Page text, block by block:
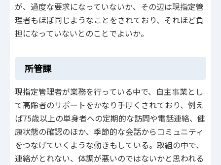
が、過度な要求になっていないか、その辺は現指定管
理者もほぼ同じようなことをされており、それほど負
担になっていないとのことでよいか。
所管課
現指定管理者が業務を行っている中で、自主事業とし
て高齢者のサポートをかなり手厚くされており、例え
ば75歳以上の単身者への定期的な訪問や電話連絡、健
康状態の確認のほか、季節的な会話からコミュニティ
をつなげていくような動きもしている。取組の中で、
連絡がとれない、体調が悪いのではないかと思われる